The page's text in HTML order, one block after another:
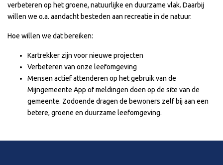
verbeteren op het groene, natuurlijke en duurzame vlak. Daarbij
willen we o.a. aandacht besteden aan recreatie in de natuur.
Hoe willen we dat bereiken:
Kartrekker zijn voor nieuwe projecten
Verbeteren van onze leefomgeving
Mensen actief attenderen op het gebruik van de
Mijngemeente App of meldingen doen op de site van de
gemeente. Zodoende dragen de bewoners zelf bij aan een
betere, groene en duurzame leefomgeving.